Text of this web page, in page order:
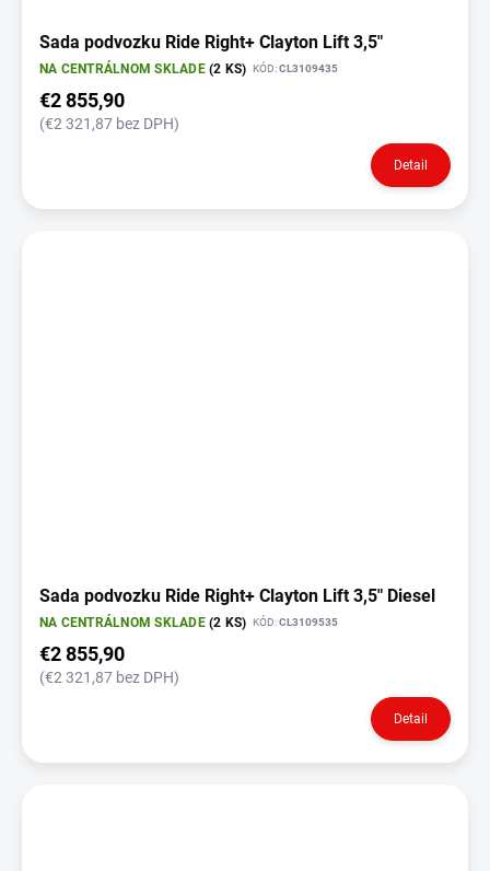
Sada podvozku Ride Right+ Clayton Lift 3,5"
NA CENTRÁLNOM SKLADE(2 KS) KÓD:CL3109435
€2 855,90
(€2 321,87 bez DPH)
Detail
Sada podvozku Ride Right+ Clayton Lift 3,5" Diesel
NA CENTRÁLNOM SKLADE(2 KS) KÓD:CL3109535
€2 855,90
(€2 321,87 bez DPH)
Detail